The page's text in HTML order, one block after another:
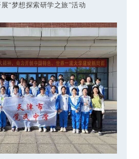
“梦想探索研学之旅”活动